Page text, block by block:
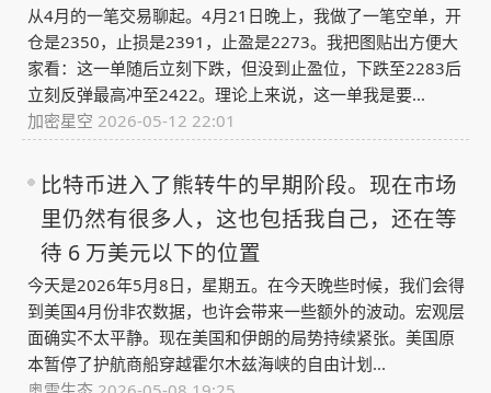
从4月的一笔交易聊起。4月21日晚上，我做了一笔空单，开
仓是2350，止损是2391，止盈是2273。我把图贴出方便大
家看：这一单随后立刻下跌，但没到止盈位，下跌至2283后
立刻反弹最高冲至2422。理论上来说，这一单我是要...
加密星空 2026-05-12 22:01
比特币进入了熊转牛的早期阶段。现在市场
里仍然有很多人，这也包括我自己，还在等
待 6 万美元以下的位置
今天是2026年5月8日，星期五。在今天晚些时候，我们会得
到美国4月份非农数据，也许会带来一些额外的波动。宏观层
面确实不太平静。现在美国和伊朗的局势持续紧张。美国原
本暂停了护航商船穿越霍尔木兹海峡的自由计划...